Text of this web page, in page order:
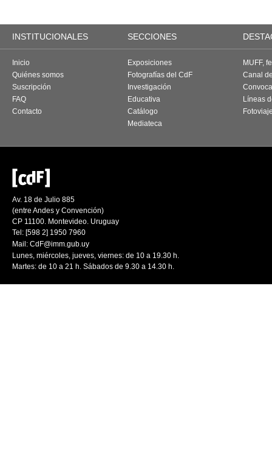
INSTITUCIONALES SECCIONES
Inicio
Quiénes somos
Suscripción
FAQ
Contacto
Exposiciones
Fotografías del CdF
Investigación
Educativa
Catálogo
Mediateca
MUFF,
Canal
Líneas
Av. 18 de Julio 885
(entre Andes y Convención)
CP 11100. Montevideo. Uruguay
Tel: [598 2] 1950 7960
Mail: CdF@imm.gub.uy
Lunes, miércoles, jueves, viernes: de 10 a 19.30 h.
Martes: de 10 a 21 h. Sábados de 9.30 a 14.30 h.